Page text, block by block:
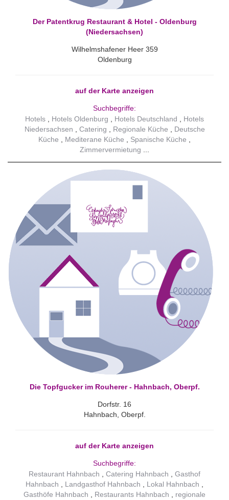
Der Patentkrug Restaurant & Hotel - Oldenburg
(Niedersachsen)
Wilhelmshafener Heer 359
Oldenburg
auf der Karte anzeigen
Suchbegriffe:
Hotels
Hotels Oldenburg Hotels Deutschland
Hotels
Niedersachsen
Catering Regionale Küche
Deutsche
Küche
Mediterane Küche
Spanische Küche
Zimmervermietung
Die Topfgucker im Rouherer - Hahnbach, Oberpf.
Dorfstr. 16
Hahnbach, Oberpf.
auf der Karte anzeigen
Suchbegriffe:
Restaurant Hahnbach
Catering Hahnbach
Gasthof
Hahnbach
Landgasthof Hahnbach
Lokal Hahnbach
Gasthöfe Hahnbach
Restaurants Hahnbach
regionale